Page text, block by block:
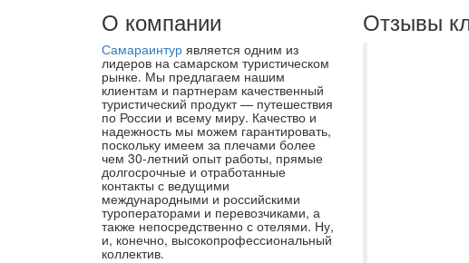
О компании
Самараинтур является одним из
лидеров на самарском туристическом
рынке. Мы предлагаем нашим
клиентам и партнерам качественный
туристический продукт — путешествия
по России и всему миру. Качество и
надежность мы можем гарантировать,
поскольку имеем за плечами более
чем 30-летний опыт работы, прямые
долгосрочные и отработанные
контакты с ведущими
международными и российскими
туроператорами и перевозчиками, а
также непосредственно с отелями. Ну,
и, конечно, высокопрофессиональный
коллектив.
Отзывы